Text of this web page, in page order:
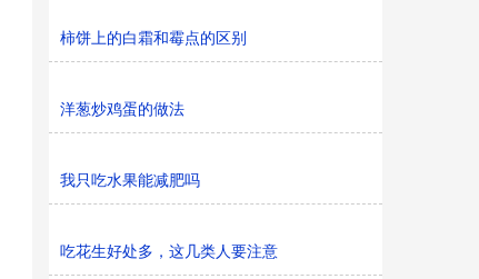
柿饼上的白霜和霉点的区别
洋葱炒鸡蛋的做法
我只吃水果能减肥吗
吃花生好处多，这几类人要注意